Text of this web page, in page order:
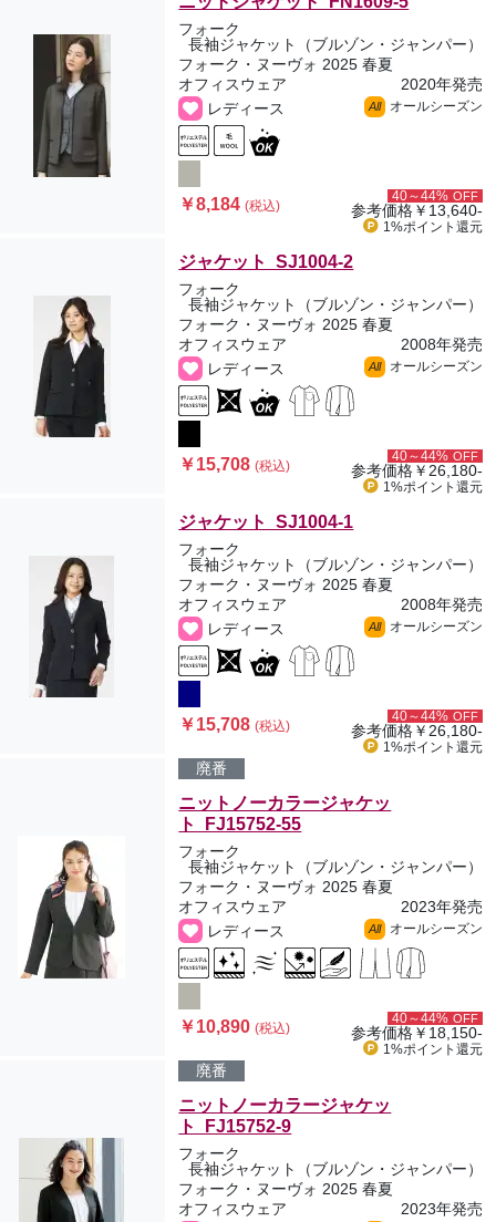
フォーク
長袖ジャケット（ブルゾン・ジャンパー）
フォーク・ヌーヴォ 2025 春夏
オフィスウェア
2020年発売
レディース
All オールシーズン
￥8,184(税込)
40～44% OFF
参考価格￥13,640-
1%ポイント 還元
ジャケット SJ1004-2
フォーク
長袖ジャケット（ブルゾン・ジャンパー）
フォーク・ヌーヴォ 2025 春夏
オフィスウェア
2008年発売
レディース
All オールシーズン
￥15,708(税込)
40～44% OFF
参考価格￥26,180-
1%ポイント 還元
ジャケット SJ1004-1
フォーク
長袖ジャケット（ブルゾン・ジャンパー）
フォーク・ヌーヴォ 2025 春夏
オフィスウェア
2008年発売
レディース
All オールシーズン
￥15,708(税込)
40～44% OFF
参考価格￥26,180-
1%ポイント 還元
廃番
ニットノーカラージャケッ
ト FJ15752-55
フォーク
長袖ジャケット（ブルゾン・ジャンパー）
フォーク・ヌーヴォ 2025 春夏
オフィスウェア
2023年発売
レディース
All オールシーズン
￥10,890(税込)
40～44% OFF
参考価格￥18,150-
1%ポイント 還元
廃番
ニットノーカラージャケッ
ト FJ15752-9
フォーク
長袖ジャケット（ブルゾン・ジャンパー）
フォーク・ヌーヴォ 2025 春夏
オフィスウェア
2023年発売